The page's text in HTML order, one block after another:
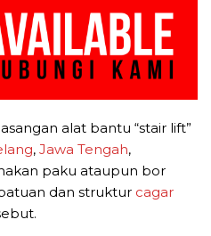
alat bantu “stair lift”
, Jawa Tengah,
paku ataupun bor
dan struktur cagar